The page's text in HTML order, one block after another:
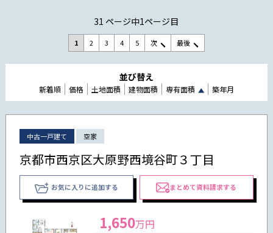
31 ページ中1ページ目
1 2 3 4 5 次 最後
並び替え
新着順 価格 土地面積 建物面積 専有面積 築年月
中古一戸建て 空家
京都市西京区大原野西境谷町３丁目
お気に入りに追加する まとめて資料請求する
1,650万円